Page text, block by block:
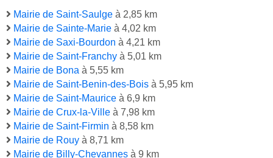
Mairie de Saint-Saulge à 2,85 km
Mairie de Sainte-Marie à 4,02 km
Mairie de Saxi-Bourdon à 4,21 km
Mairie de Saint-Franchy à 5,01 km
Mairie de Bona à 5,55 km
Mairie de Saint-Benin-des-Bois à 5,95 km
Mairie de Saint-Maurice à 6,9 km
Mairie de Crux-la-Ville à 7,98 km
Mairie de Saint-Firmin à 8,58 km
Mairie de Rouy à 8,71 km
Mairie de Billy-Chevannes à 9 km